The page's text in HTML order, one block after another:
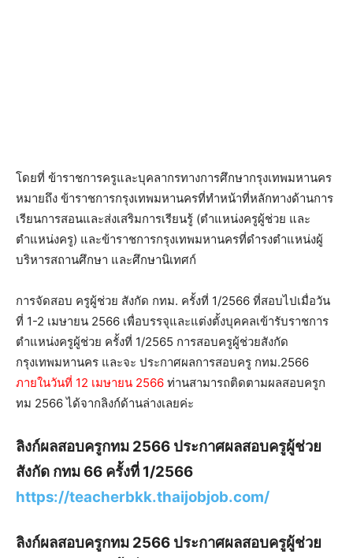
โดยที่ ข้าราชการครูและบุคลากรทางการศึกษากรุงเทพมหานคร
หมายถึง ข้าราชการกรุงเทพมหานครที่ทำหน้าที่หลักทางด้านการ
เรียนการสอนและส่งเสริมการเรียนรู้ (ตำแหน่งครูผู้ช่วย และ
ตำแหน่งครู) และข้าราชการกรุงเทพมหานครที่ดำรงตำแหน่งผู้
บริหารสถานศึกษา และศึกษานิเทศก์
การจัดสอบ ครูผู้ช่วย สังกัด กทม. ครั้งที่ 1/2566 ที่สอบไปเมื่อวัน
ที่ 1-2 เมษายน 2566 เพื่อบรรจุและแต่งตั้งบุคคลเข้ารับราชการ
ตำแหน่งครูผู้ช่วย ครั้งที่ 1/2565 การสอบครูผู้ช่วยสังกัด
กรุงเทพมหานคร และจะ ประกาศผลการสอบครู กทม.2566
ภายในวันที่ 12 เมษายน 2566 ท่านสามารถติดตามผลสอบครูก
ทม 2566 ได้จากลิงก์ด้านล่างเลยค่ะ
ลิงก์ผลสอบครูกทม 2566 ประกาศผลสอบครูผู้ช่วย
สังกัด กทม 66 ครั้งที่ 1/2566
https://teacherbkk.thaijobjob.com/
ลิงก์ผลสอบครูกทม 2566 ประกาศผลสอบครูผู้ช่วย